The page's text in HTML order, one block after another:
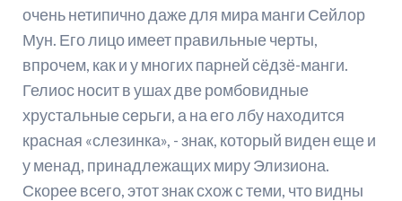
очень нетипично даже для мира манги Сейлор
Мун. Его лицо имеет правильные черты,
впрочем, как и у многих парней сёдзё-манги.
Гелиос носит в ушах две ромбовидные
хрустальные серьги, а на его лбу находится
красная «слезинка», - знак, который виден еще и
у менад, принадлежащих миру Элизиона.
Скорее всего, этот знак схож с теми, что видны